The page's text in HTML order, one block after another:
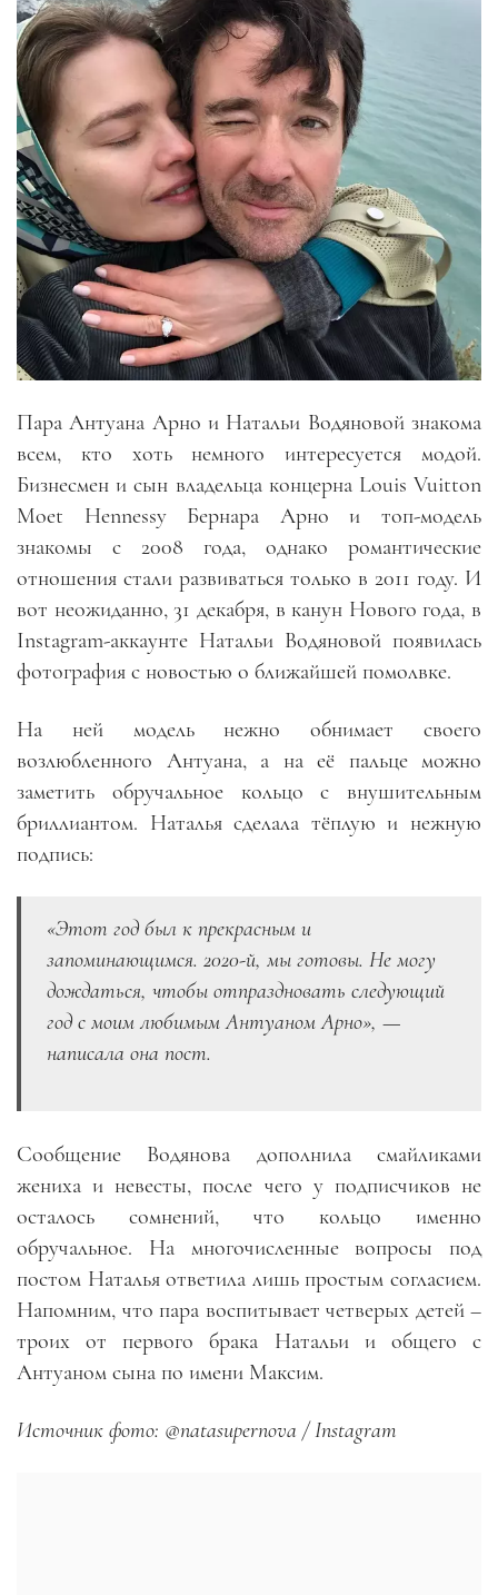
Пара Антуана Арно и Натальи Водяновой знакома
всем, кто хоть немного интересуется модой.
Бизнесмен и сын владельца концерна Louis Vuitton
Moet Hennessy Бернара Арно и топ-модель
знакомы с 2008 года, однако романтические
отношения стали развиваться только в 2011 году. И
вот неожиданно, 31 декабря, в канун Нового года, в
Instagram-аккаунте Натальи Водяновой появилась
фотография с новостью о ближайшей помолвке.
На ней модель нежно обнимает своего
возлюбленного Антуана, а на её пальце можно
заметить обручальное кольцо с внушительным
бриллиантом. Наталья сделала тёплую и нежную
подпись:
«Этот год был к прекрасным и
запоминающимся. 2020-й, мы готовы. Не могу
дождаться, чтобы отпраздновать следующий
год с моим любимым Антуаном Арно», —
написала она пост.
Сообщение Водянова дополнила смайликами
жениха и невесты, после чего у подписчиков не
осталось сомнений, что кольцо именно
обручальное. На многочисленные вопросы под
постом Наталья ответила лишь простым согласием.
Напомним, что пара воспитывает четверых детей –
троих от первого брака Натальи и общего с
Антуаном сына по имени Максим.
Источник фото: @natasupernova / Instagram